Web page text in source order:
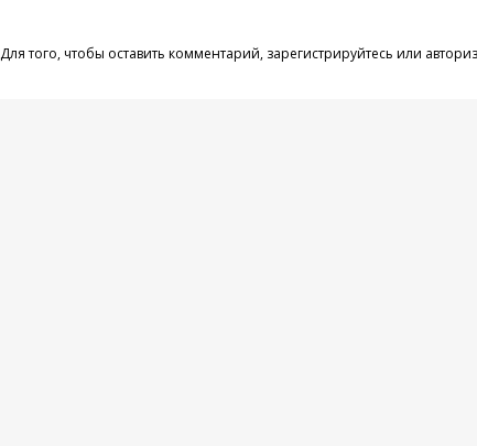
Для того, чтобы оставить комментарий, зарегистрируйтесь или